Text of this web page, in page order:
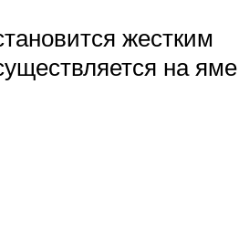
жестким
на яме